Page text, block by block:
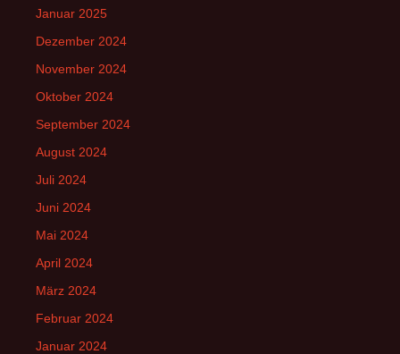
Januar 2025
Dezember 2024
November 2024
Oktober 2024
September 2024
August 2024
Juli 2024
Juni 2024
Mai 2024
April 2024
März 2024
Februar 2024
Januar 2024